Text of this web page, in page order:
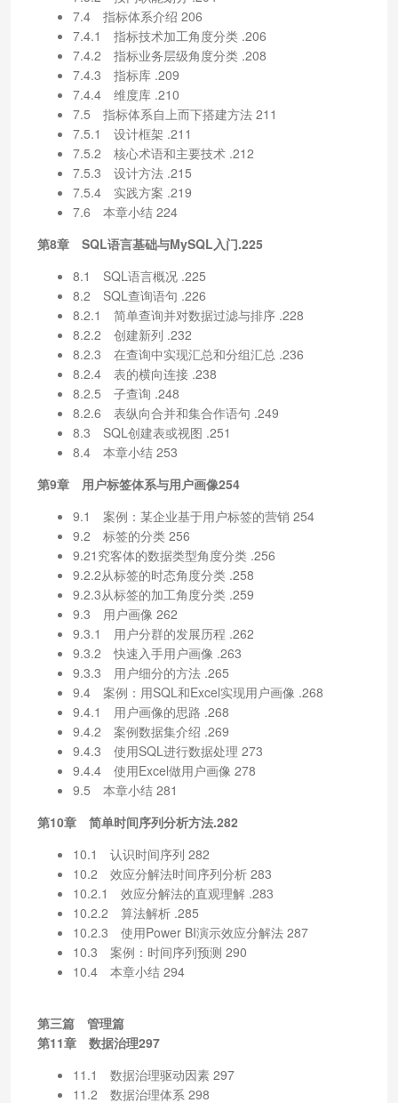
7.4 指标体系介绍 206
7.4.1 指标技术加工角度分类 .206
7.4.2 指标业务层级角度分类 .208
7.4.3 指标库 .209
7.4.4 维度库 .210
7.5 指标体系自上而下搭建方法 211
7.5.1 设计框架 .211
7.5.2 核心术语和主要技术 .212
7.5.3 设计方法 .215
7.5.4 实践方案 .219
7.6 本章小结 224
第8章 SQL语言基础与MySQL入门.225
8.1 SQL语言概况 .225
8.2 SQL查询语句 .226
8.2.1 简单查询并对数据过滤与排序 .228
8.2.2 创建新列 .232
8.2.3 在查询中实现汇总和分组汇总 .236
8.2.4 表的横向连接 .238
8.2.5 子查询 .248
8.2.6 表纵向合并和集合作语句 .249
8.3 SQL创建表或视图 .251
8.4 本章小结 253
第9章 用户标签体系与用户画像254
9.1 案例：某企业基于用户标签的营销 254
9.2 标签的分类 256
9.21究客体的数据类型角度分类 .256
9.2.2从标签的时态角度分类 .258
9.2.3从标签的加工角度分类 .259
9.3 用户画像 262
9.3.1 用户分群的发展历程 .262
9.3.2 快速入手用户画像 .263
9.3.3 用户细分的方法 .265
9.4 案例：用SQL和Excel实现用户画像 .268
9.4.1 用户画像的思路 .268
9.4.2 案例数据集介绍 .269
9.4.3 使用SQL进行数据处理 273
9.4.4 使用Excel做用户画像 278
9.5 本章小结 281
第10章 简单时间序列分析方法.282
10.1 认识时间序列 282
10.2 效应分解法时间序列分析 283
10.2.1 效应分解法的直观理解 .283
10.2.2 算法解析 .285
10.2.3 使用Power BI演示效应分解法 287
10.3 案例：时间序列预测 290
10.4 本章小结 294
第三篇 管理篇
第11章 数据治理297
11.1 数据治理驱动因素 297
11.2 数据治理体系 298